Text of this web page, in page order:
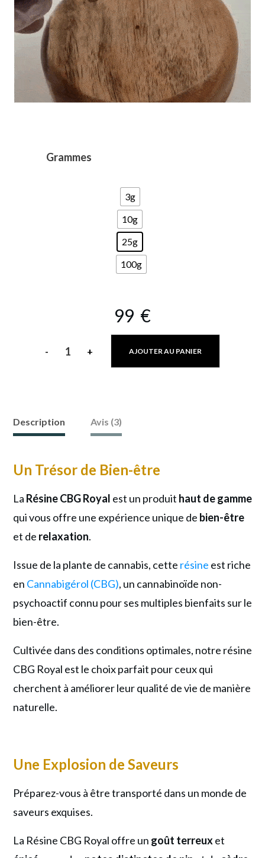
Grammes
3g
10g
25g
100g
99 €
-
quantité
Résine
Royal
:
Votre
Passerelle
un
Bien-
être
Inégalé
+ AJOUTER AU PANIER
Description Avis (3)
Un Trésor de Bien-être
La Résine CBG Royal est un produit haut de gamme
qui vous offre une expérience unique de bien-être
et de relaxation.
Issue de la plante de cannabis, cette résine est riche
en Cannabigérol (CBG), un cannabinoïde non-
psychoactif connu pour ses multiples bienfaits sur le
bien-être.
Cultivée dans des conditions optimales, notre résine
CBG Royal est le choix parfait pour ceux qui
cherchent à améliorer leur qualité de vie de manière
naturelle.
Une Explosion de Saveurs
Préparez-vous à être transporté dans un monde de
saveurs exquises.
La Résine CBG Royal offre un goût terreuxet